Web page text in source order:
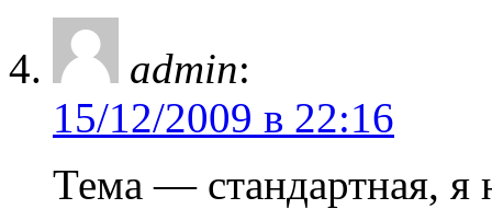
admin:
15/12/2009 в 22:16
Тема — стандартная, я